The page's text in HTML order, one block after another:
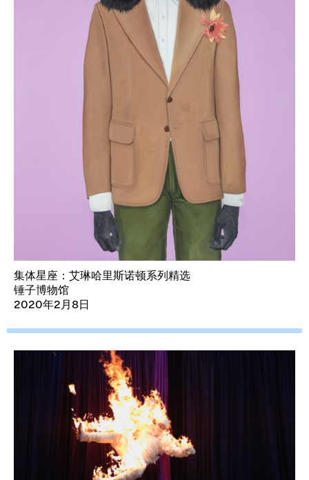
集体星座：艾琳哈里斯诺顿系列精选
锤子博物馆
2020年2月8日